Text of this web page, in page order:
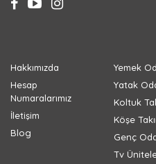
Hakkımızda
Hesap
Numaralarımız
İletişim
Blog
Yemek
Yatak
Koltuk
Köşe
Genç
Tv